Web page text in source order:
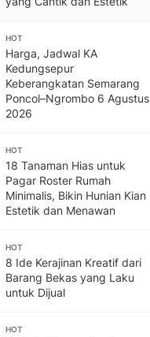
HOT
Harga, Jadwal KA
Kedungsepur
Keberangkatan Semarang
Poncol–Ngrombo 6 Agustus
2026
HOT
18 Tanaman Hias untuk
Pagar Roster Rumah
Minimalis, Bikin Hunian Kian
Estetik dan Menawan
HOT
8 Ide Kerajinan Kreatif dari
Barang Bekas yang Laku
untuk Dijual
HOT